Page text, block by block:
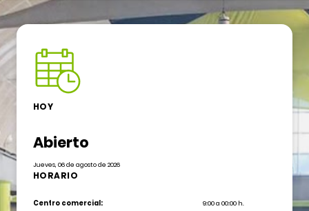
HOY
Abierto
Jueves, 06 de agosto de 2026
HORARIO
Centro comercial:
9:00 a 00:00 h.